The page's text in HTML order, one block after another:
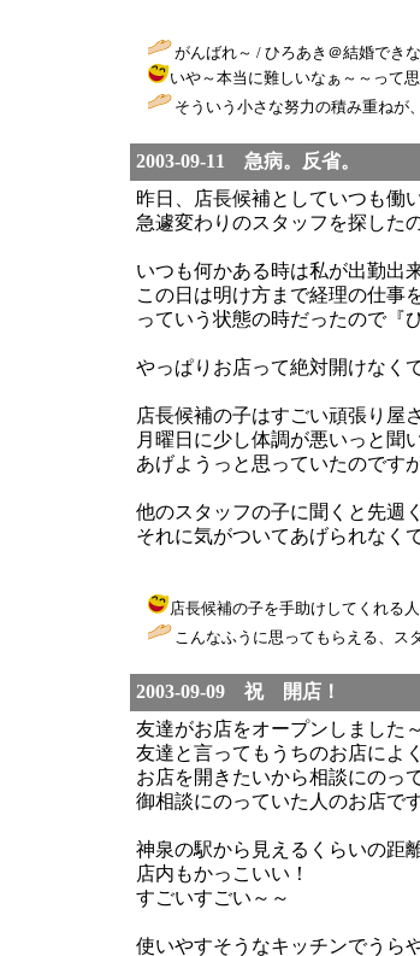
がんばれ～ / ひろあき＠結婚でき
いや～本当に難しいなぁ～～って
そういう小さな努力の積み重ねが
2003-09-11 急病。反省。
昨日、店長候補としていつも働
急遽変わりのスタッフを探した
いつも何かある時は私が出勤出
この日は明け方まで経理の仕事
っていう状態の時だったので『
やっぱりお店って絶対開けなく
店長候補の子はすごい頑張り屋
月曜日に少し体調が悪いっと聞
あげようっと思っていたのです
他のスタッフの子に聞くと先週
それに気がついてあげられなく
店長候補の子を手助けしてくれる
こんなふうに思ってもらえる、ス
2003-09-09 祝 開店！
友達がお店をオープンしました～
友達と言ってもうちのお店によ
お店を開きたいから相談にのっ
御相談にのっていた人のお店で
神泉の駅から見えるくらいの距
店内もかっこいい！
すごいすごい～～
使いやすそうなキッチンでうら